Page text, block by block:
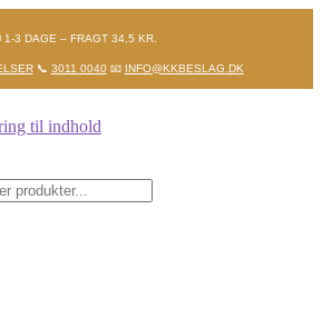
1-3 DAGE – FRAGT 34,5 KR.
📞 3011 0040📧 INFO@KKBESLAG.DK
til indhold